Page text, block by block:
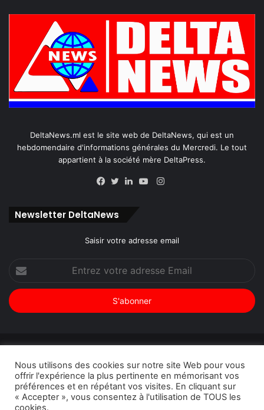
DeltaNews.ml est le site web de DeltaNews, qui est un
hebdomendaire d'informations générales du Mercredi. Le tout
appartient à la société mère DeltaPress.
Instagram
Newsletter DeltaNews
Saisir votre adresse email
votre
adresse
Email
DeltaPress| ConceptionDoucSoft Technologies
Annonces
Contact Politique de confidentialité
Nous utilisons des cookies sur notre site Web pour vous
offrir l'expérience la plus pertinente en mémorisant vos
préférences et en répétant vos visites. En cliquant sur
« Accepter », vous consentez à l'utilisation de TOUS les
cookies.